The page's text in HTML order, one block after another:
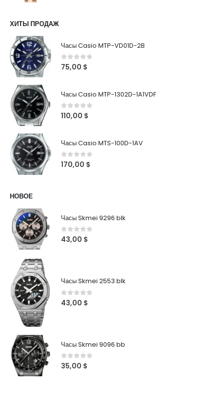
ХИТЫ ПРОДАЖ
Часы Casio MTP-VD01D-2B
0out of 5
75,00 $
Часы Casio MTP-1302D-1A1VDF
0out of 5
110,00 $
Часы Casio MTS-100D-1AV
0out of 5
170,00 $
НОВОЕ
Часы Skmei 9296 blk
0 out of 5
43,00 $
Часы Skmei 2553 blk
0 out of 5
43,00 $
Часы Skmei 9096 bb
0out of 5
35,00 $